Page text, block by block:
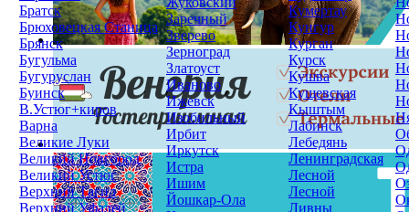
Братск
Брюховецкая Станица
Брянск
Бугульма
Бугуруслан
Буинск
В.Устюг+киров
Варна
Великие Луки
Великий Новгород
Великий Устюг
Верхний Тагил
Верхний Уфалей
Заречный
Зверево
Зерноград
Златоуст
Иваново
Ижевск
Изобильный
Ирбит
Иркутск
Истра
Ишим
Йошкар-Ола
Кумертау
Кунгур
Курган
Курск
Кушва
Кущевская
Кыштым
Лабинск
Лебедянь
Ленинградская
Лесной
Лесной
Ливны